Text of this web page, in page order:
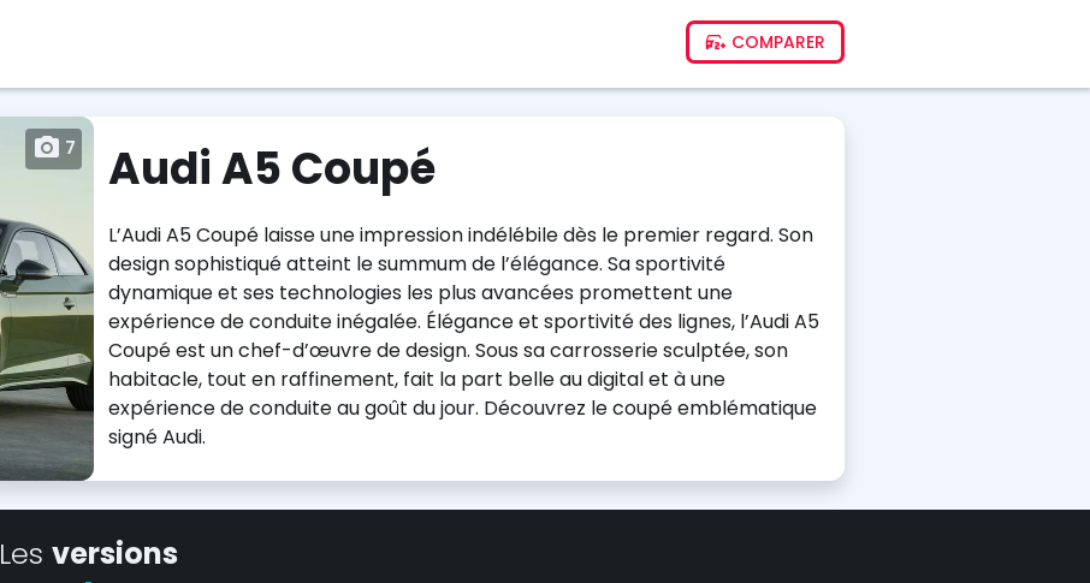
COMPARER
7 Audi A5 Coupé
L’Audi A5 Coupé laisse une impression indélébile dès le premier regard. Son
design sophistiqué atteint le summum de l’élégance. Sa sportivité
dynamique et ses technologies les plus avancées promettent une
expérience de conduite inégalée. Élégance et sportivité des lignes, l’Audi A5
Coupé est un chef-d’œuvre de design. Sous sa carrosserie sculptée, son
habitacle, tout en raffinement, fait la part belle au digital et à une
expérience de conduite au goût du jour. Découvrez le coupé emblématique
signé Audi.
Lesversions